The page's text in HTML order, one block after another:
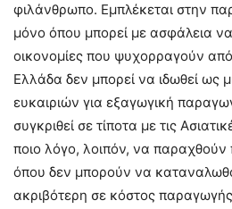
φιλάνθρωπο. Εμπλέκεται στην
μόνο όπου μπορεί με ασφάλεια να
οικονομίες που ψυχορραγούν
Ελλάδα δεν μπορεί να ιδωθεί ως
ευκαιριών για εξαγωγική
συγκριθεί σε τίποτα με τις
ποιο λόγο, λοιπόν, να
όπου δεν μπορούν να
ακριβότερη σε κόστος